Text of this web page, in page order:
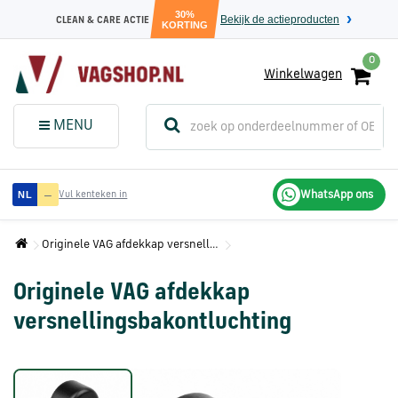
CLEAN & CARE ACTIE
30%
KORTING
Bekijk de actieproducten
0
Winkelwagen
MENU
Menu (Sluit dit
menuvenster)
Audi
onderdelen
onderdelen
NL — Vul kenteken in WhatsApp ons
Originele VAG afdekkap versnellingsbakontluchting
Originele VAG afdekkap
versnellingsbakontluchting